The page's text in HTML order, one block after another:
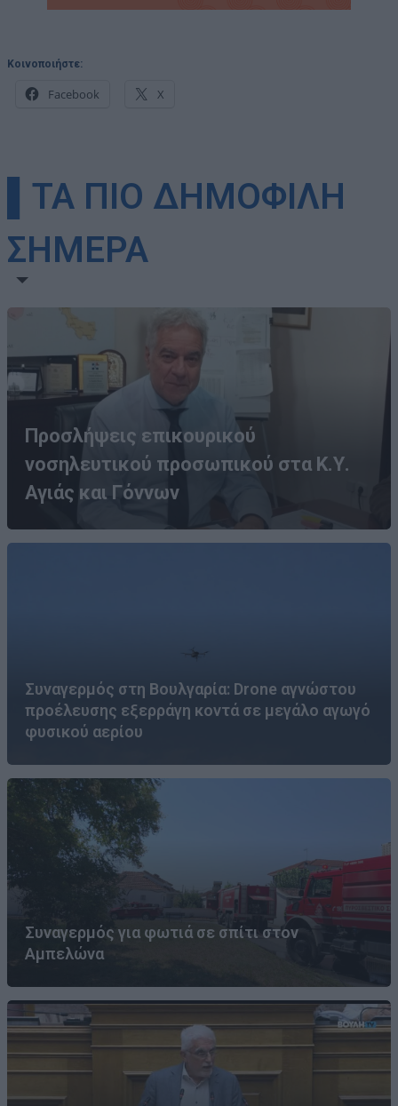
Κοινοποιήστε:
Facebook X
▌ΤΑ ΠΙΟ ΔΗΜΟΦΙΛΗ
ΣΗΜΕΡΑ
Προσλήψεις επικουρικού
νοσηλευτικού προσωπικού στα Κ.Υ.
Αγιάς και Γόννων
Συναγερμός στη Βουλγαρία: Drone αγνώστου
προέλευσης εξερράγη κοντά σε μεγάλο αγωγό
φυσικού αερίου
Συναγερμός για φωτιά σε σπίτι στον
Αμπελώνα